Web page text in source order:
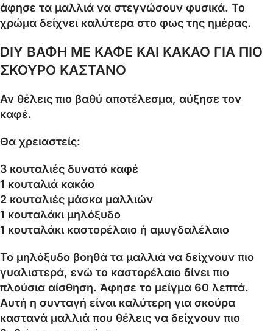
άφησε τα μαλλιά να στεγνώσουν φυσικά. Το
χρώμα δείχνει καλύτερα στο φως της ημέρας.
DIY ΒΑΦΗ ΜΕ ΚΑΦΕ ΚΑΙ ΚΑΚΑΟ ΓΙΑ ΠΙΟ
ΣΚΟΥΡΟ ΚΑΣΤΑΝΟ
Αν θέλεις πιο βαθύ αποτέλεσμα, αύξησε τον
καφέ.
Θα χρειαστείς:
3 κουταλιές δυνατό καφέ
1 κουταλιά κακάο
2 κουταλιές μάσκα μαλλιών
1 κουταλάκι μηλόξυδο
1 κουταλάκι καστορέλαιο ή αμυγδαλέλαιο
Το μηλόξυδο βοηθά τα μαλλιά να δείχνουν πιο
γυαλιστερά, ενώ το καστορέλαιο δίνει πιο
πλούσια αίσθηση. Άφησε το μείγμα 60 λεπτά.
Αυτή η συνταγή είναι καλύτερη για σκούρα
καστανά μαλλιά που θέλεις να δείχνουν πιο